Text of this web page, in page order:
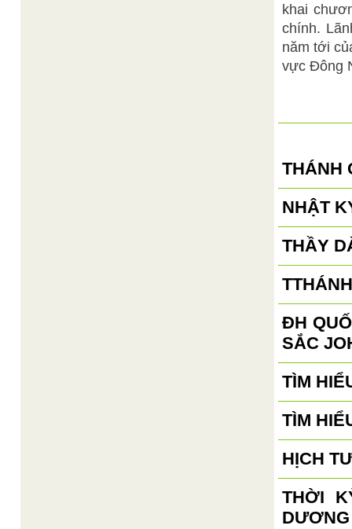
khai
chính.
năm tới
vực Đông
THÁNH
NHẬT
THẦY
ĐH
SẮC
TÌM
TÌM
HỊCH
THỜI